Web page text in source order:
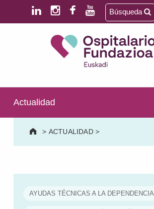
Saltar al contenido principal
Saltar al pie de página
Búsqueda
Actualidad
> ACTUALIDAD>
AYUDAS TÉCNICAS A LA DEPENDENCIA